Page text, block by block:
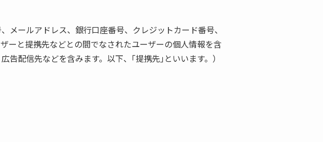
ールアドレス、銀行口座番号、クレジットカード番号、
ーと提携先などとの間でなされたユーザーの個人情報を含
配信先などを含みます。以下、｢提携先｣といいます。）